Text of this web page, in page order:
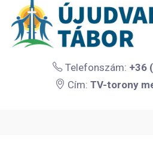
Telefonszám: +36
Cím: TV-torony